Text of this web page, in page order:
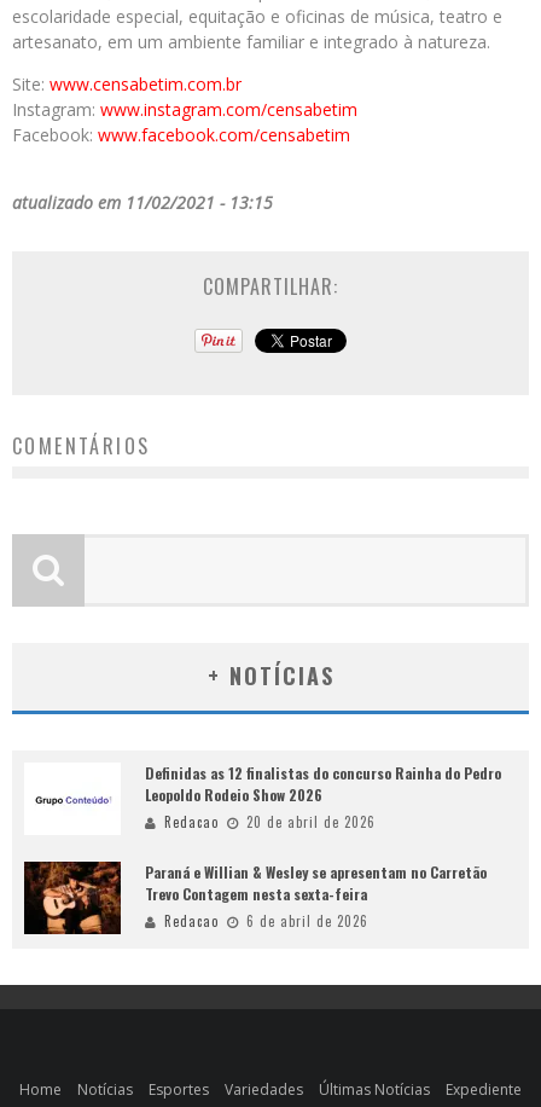
escolaridade especial, equitação e oficinas de música, teatro e
artesanato, em um ambiente familiar e integrado à natureza.
Site: www.censabetim.com.br
Instagram: www.instagram.com/censabetim
Facebook: www.facebook.com/censabetim
atualizado em 11/02/2021 - 13:15
COMPARTILHAR:
COMENTÁRIOS
+ NOTÍCIAS
Definidas as 12 finalistas do concurso Rainha do Pedro
Leopoldo Rodeio Show 2026
Redacao 20 de abril de 2026
Paraná e Willian & Wesley se apresentam no Carretão
Trevo Contagem nesta sexta-feira
Redacao 6 de abril de 2026
Home Notícias Esportes Variedades Últimas Notícias Expediente